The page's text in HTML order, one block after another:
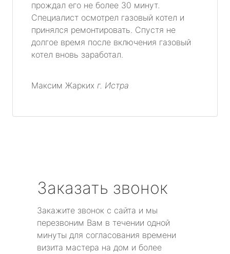
прождал его не более 30 минут.
Специалист осмотрел газовый котел и
принялся ремонтировать. Спустя не
долгое время после включения газовый
котел вновь заработал.
Максим Жарких г. Истра
Заказать звонок
Закажите звонок с сайта и мы
перезвоним Вам в течении одной
минуты для согласования времени
визита мастера на дом и более